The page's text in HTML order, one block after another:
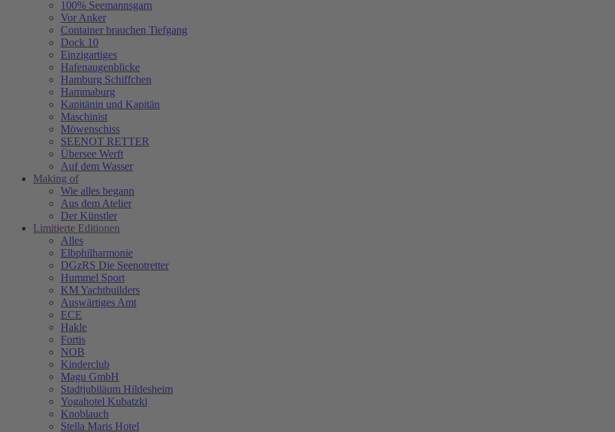
100% Seemannsgarn
Vor Anker
Container brauchen Tiefgang
Dock 10
Einzigartiges
Hafenaugen­blicke
Hamburg Schiffchen
Hammaburg
Kapitänin und Kapitän
Maschinist
Möwenschiss
SEENOT RETTER
Übersee Werft
Auf dem Wasser
Making of
Wie alles begann
Aus dem Atelier
Der Künstler
Limitierte Editionen
Alles
Elbphilharmonie
DGzRS Die Seenotretter
Hummel Sport
KM Yachtbuilders
Auswärtiges Amt
ECE
Hakle
Fortis
NOB
Kinderclub
Magu GmbH
Stadtjubiläum Hildesheim
Yogahotel Kubatzki
Knoblauch
Stella Maris Hotel